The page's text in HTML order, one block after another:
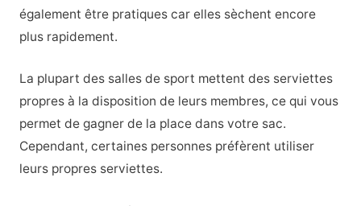
également être pratiques car elles sèchent encore
plus rapidement.
La plupart des salles de sport mettent des serviettes
propres à la disposition de leurs membres, ce qui vous
permet de gagner de la place dans votre sac.
Cependant, certaines personnes préfèrent utiliser
leurs propres serviettes.